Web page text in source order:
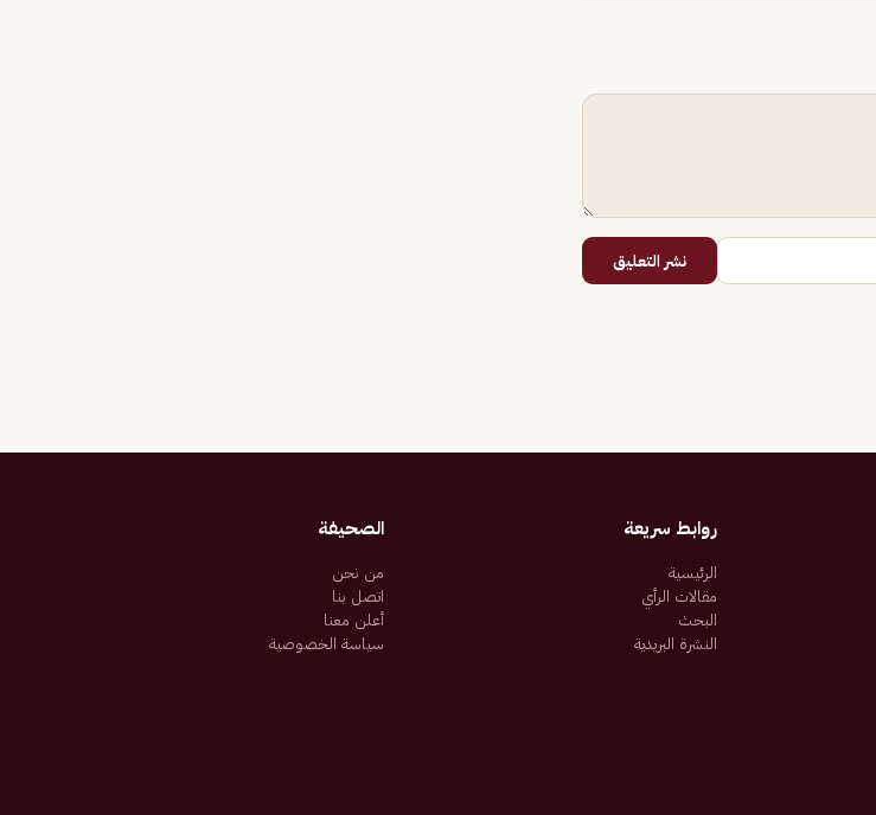
نشر التعليق
روابط سريعة
الرئيسية
مقالات الرأي
البحث
النشرة البريدية
الصحيفة
من نحن
اتصل بنا
أعلن معنا
سياسة الخصوصية